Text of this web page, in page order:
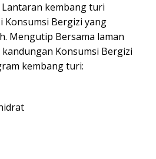
kembang turi
Konsumsi Bergizi yang
Mengutip Bersama laman
Konsumsi Bergizi
kembang turi: